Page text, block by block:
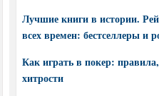
Лучшие книги в истории.
всех времен: бестселлеры
Как играть в покер:
хитрости